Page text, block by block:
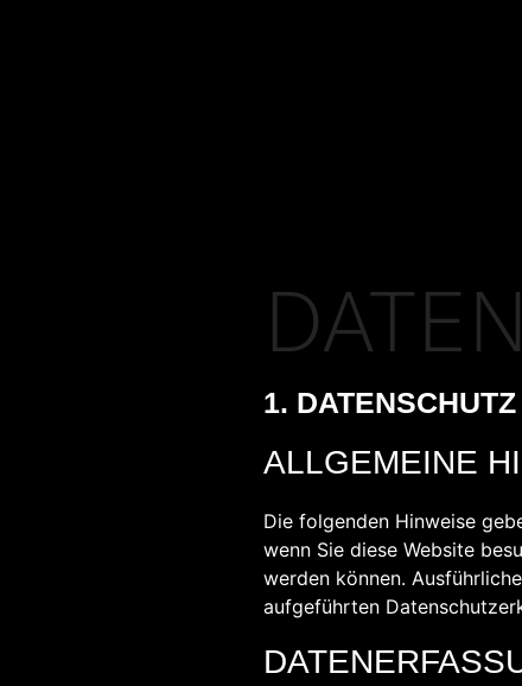
1.
ALLGEMEINE
Die folgenden Hinweise
wenn Sie diese Website
werden können.
aufgeführten